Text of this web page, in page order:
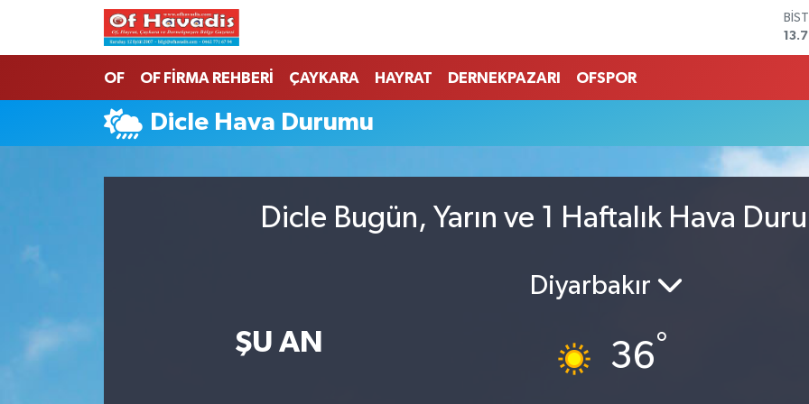
OF OF FİRMA REHBERİ ÇAYKARA HAYRAT DERNEKPAZARI OFSPOR
Dicle Hava Durumu
Dicle Bugün, Yarın ve 1 Haftalık Hava
ŞU AN
Diyarbakır
36°
Trabzon Nöbetçi Eczaneler
Trabzon Hava Durumu
Trabzon Trafik Yoğunluk Haritası